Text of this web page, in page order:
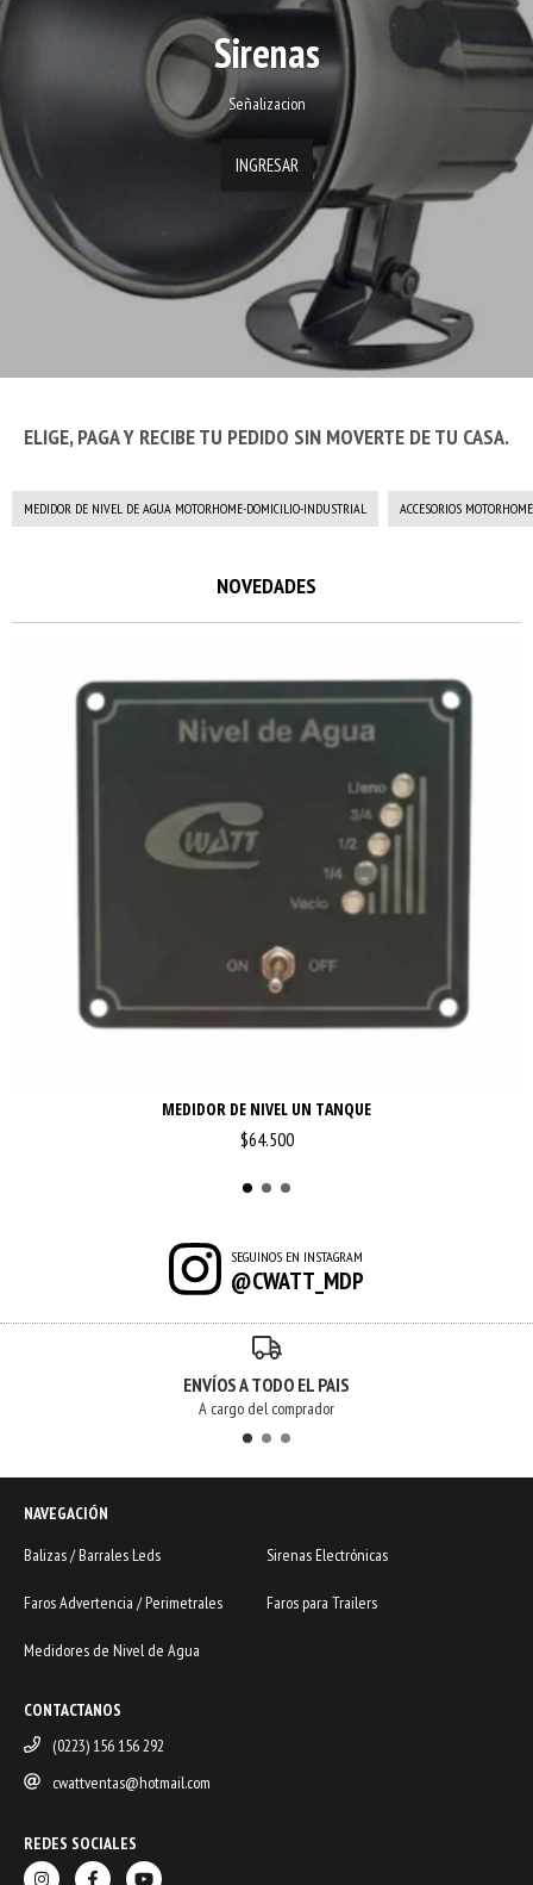
Sirenas
Señalizacion
INGRESAR
ELIGE, PAGA Y RECIBE TU PEDIDO SIN MOVERTE DE TU CASA.
MEDIDOR DE NIVEL DE AGUA MOTORHOME-DOMICILIO-INDUSTRIAL ACCESORIOS MOTORHOME
NOVEDADES
MEDIDOR DE NIVEL UN TANQUE
$64.500
SEGUINOS EN INSTAGRAM
@CWATT_MDP
ENVÍOS A TODO EL PAIS
A cargo del comprador
NAVEGACIÓN
Balizas / Barrales Leds
Sirenas Electrónicas
Faros Advertencia / Perimetrales Faros para Trailers
Medidores de Nivel de Agua
CONTACTANOS
(0223) 156 156 292
cwattventas@hotmail.com
REDES SOCIALES